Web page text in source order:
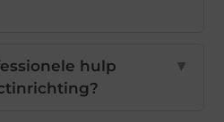
hulp
▼